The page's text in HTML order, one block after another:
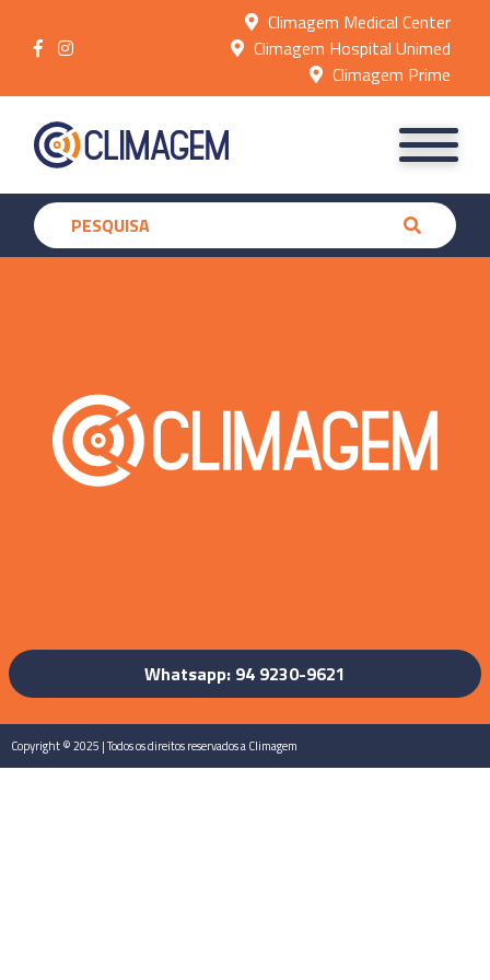
Climagem Medical Center
Climagem Hospital Unimed
Climagem Prime
Whatsapp: 94 9230-9621
Copyright © 2025 | Todos os direitos reservados a Climagem